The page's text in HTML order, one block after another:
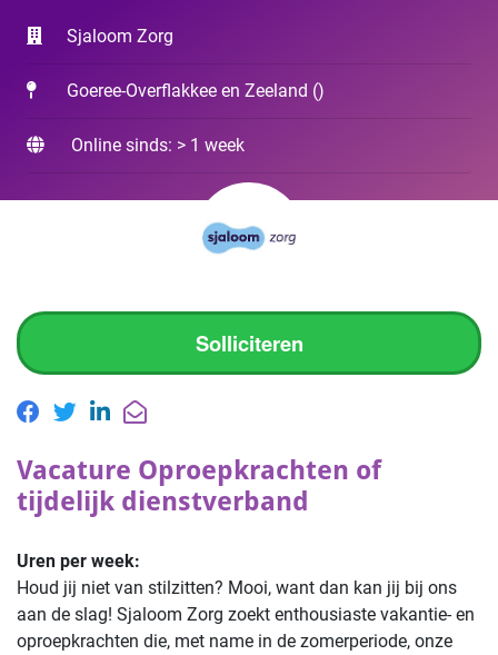
Sjaloom Zorg
Goeree-Overflakkee en Zeeland ()
Online sinds: > 1 week
Solliciteren
Vacature Oproepkrachten of
tijdelijk dienstverband
Uren per week:
Houd jij niet van stilzitten? Mooi, want dan kan jij bij ons
aan de slag! Sjaloom Zorg zoekt enthousiaste vakantie- en
oproepkrachten die, met name in de zomerperiode, onze